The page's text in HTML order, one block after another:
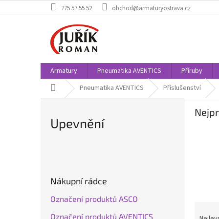
na
775 57 55 52 obchod@armaturyostrava.cz
Armatury Pneumatika AVENTICS Příruby
Domů Pneumatika AVENTICS Příslušenství
Upevnění
Nákupní rádce
Označení produktů ASCO
Označení produktů AVENTICS